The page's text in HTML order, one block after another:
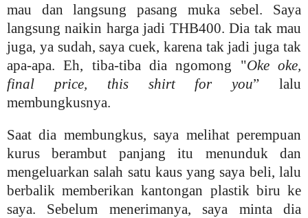
mau dan langsung pasang muka sebel. Saya
langsung naikin harga jadi THB400. Dia tak mau
juga, ya sudah, saya cuek, karena tak jadi juga tak
apa-apa. Eh, tiba-tiba dia ngomong "Oke oke,
final price, this shirt for you” lalu
membungkusnya.
Saat dia membungkus, saya melihat perempuan
kurus berambut panjang itu menunduk dan
mengeluarkan salah satu kaus yang saya beli, lalu
berbalik memberikan kantongan plastik biru ke
saya. Sebelum menerimanya, saya minta dia